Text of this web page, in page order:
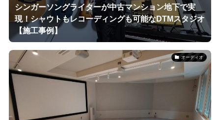
シンガーソングライターが中古マンション地下で実
現！シャウトもレコーディングも可能なDTMスタジオ
【施工事例】
オーディオ